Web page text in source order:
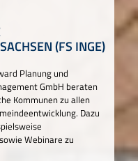
(FS INGE)
Planung und
GmbH beraten
Kommunen zu allen
Dazu
Webinare zu